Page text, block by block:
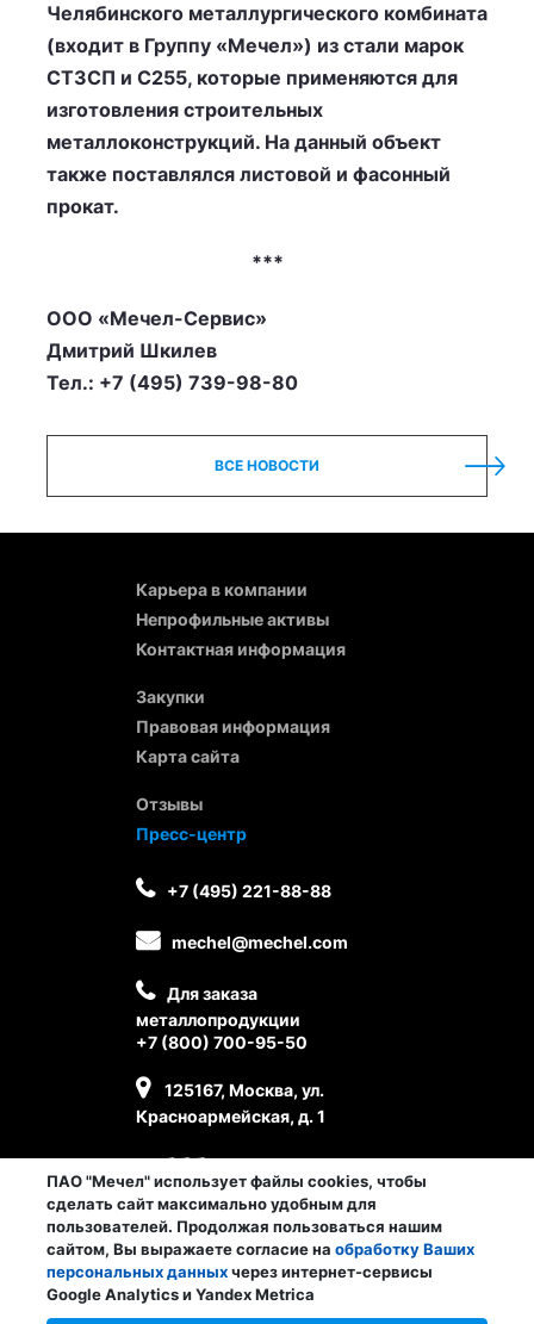
Челябинского металлургического комбината
(входит в Группу «Мечел») из стали марок
СТ3СП и С255, которые применяются для
изготовления строительных
металлоконструкций. На данный объект
также поставлялся листовой и фасонный
прокат.
***
ООО «Мечел-Сервис»
Дмитрий Шкилев
Тел.: +7 (495) 739-98-80
ВСЕ НОВОСТИ
Личный кабинет сотрудника
Карьера в компании
Непрофильные активы
Контактная информация
Закупки
Правовая информация
Карта сайта
Отзывы
Пресс-центр
+7 (495) 221-88-88
mechel@mechel.com
Для заказа
металлопродукции
+7 (800) 700-95-50
125167, Москва, ул.
Красноармейская, д. 1
ПАО "Мечел" использует файлы cookies, чтобы
сделать сайт максимально удобным для
пользователей. Продолжая пользоваться нашим
сайтом, Вы выражаете согласие на обработку Ваших
персональных данныхчерез интернет-сервисы
Google Analytics и Yandex Metrica